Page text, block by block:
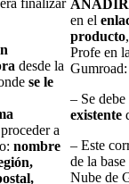
finalizar
desde la
se le
a
nombre
en el
producto
Profe en
– Se debe
existente
– Este
de la
Nube de